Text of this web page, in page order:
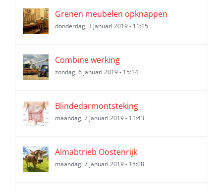
Grenen meubelen opknappen
donderdag, 3 januari 2019 - 11:15
Combine werking
zondag, 6 januari 2019 - 15:14
Blindedarmontsteking
maandag, 7 januari 2019 - 11:43
Almabtrieb Oostenrijk
maandag, 7 januari 2019 - 18:08